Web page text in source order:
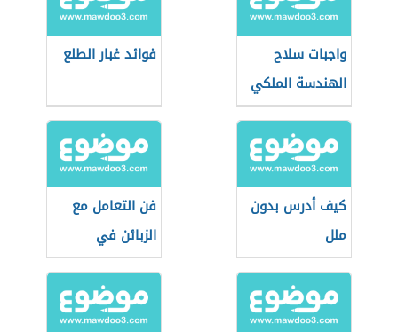
واجبات سلاح
الهندسة الملكي
الأردني
فوائد غبار الطلع
كيف أدرس بدون
ملل
فن التعامل مع
الزبائن في
المطاعم